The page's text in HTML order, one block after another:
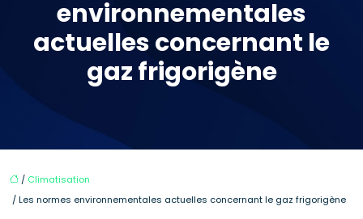
environnementales
actuelles concernant le
gaz frigorigène
/ Climatisation
/ Les normes environnementales actuelles concernant le gaz frigorigène